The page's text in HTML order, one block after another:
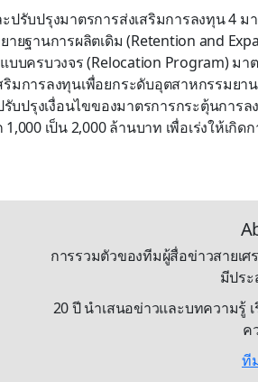
ปรับปรุงมาตรการส่งเสริมการลงทุน 4
ยฐานการผลิตเดิม (Retention and
บบครบวงจร (Relocation Program) มา
มการลงทุนเพื่อยกระดับอุตสาหกรรมยา
บปรุงเงื่อนไขของมาตรการกระตุ้นการ
เป็น 2,000 ล้านบาท เพื่อเร่งให้เกิ
การรวมตัวของทีมผู้สื่อข่าวสายเ
มีปร
20 ปี นำเสนอข่าวและบทความรู้
ค
ที